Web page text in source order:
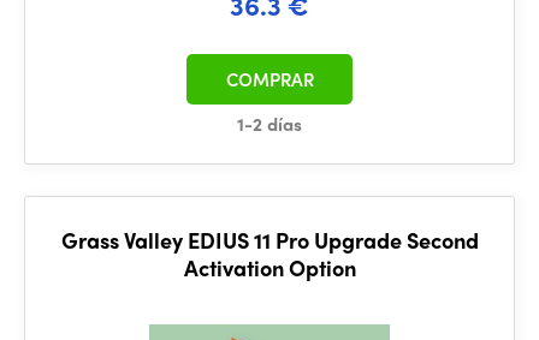
1-2 días
COMPRAR
Grass Valley EDIUS 11 Pro Upgrade Second
Activation Option